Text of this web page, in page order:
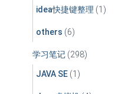
idea快捷键整理 (1)
others (6)
学习笔记 (298)
JAVA SE (1)